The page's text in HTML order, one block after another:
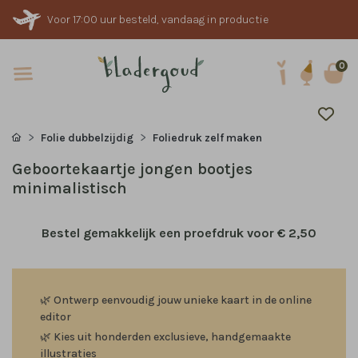
Voor 17:00 uur besteld, vandaag in productie
0
Folie dubbelzijdig Foliedruk zelf maken
Geboortekaartje jongen bootjes
minimalistisch
Bestel gemakkelijk een proefdruk voor € 2,50
🌿 Ontwerp eenvoudig jouw unieke kaart in de online
editor
🌿 Kies uit honderden exclusieve, handgemaakte
illustraties